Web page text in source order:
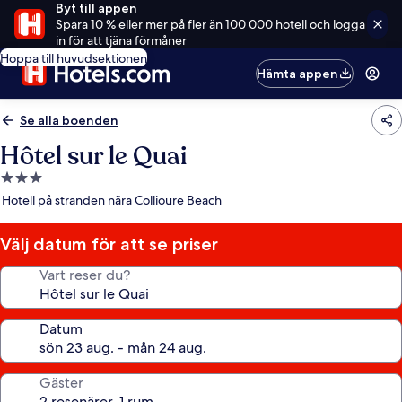
Byt till appen
Spara 10 % eller mer på fler än 100 000 hotell och logga
in för att tjäna förmåner
Hoppa till huvudsektionen
Hämta appen
Se alla boenden
Hôtel sur le Quai
3.0-
stjärnigt
Hotell på stranden nära Collioure Beach
Välj datum för att se priser
Vart reser du?
Datum
Gäster